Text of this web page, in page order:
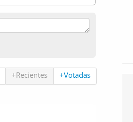
+Recientes +Votadas